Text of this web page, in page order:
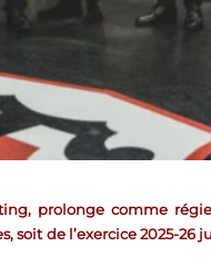
prolonge comme
soit de l’exercice 2025-26